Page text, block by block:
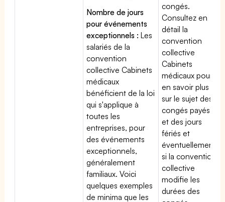
Nombre de jours
pour événements
exceptionnels : Les
salariés de la
convention
collective Cabinets
médicaux
bénéficient de la loi
qui s'applique à
toutes les
entreprises, pour
des événements
exceptionnels,
généralement
familiaux. Voici
quelques exemples
de minima que les
congés.
Consultez en
détail la
convention
collective
Cabinets
médicaux pour
en savoir plus
sur le sujet des
congés payés
et des jours
fériés et
éventuellement
si la convention
collective
modifie les
durées des